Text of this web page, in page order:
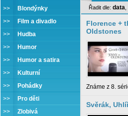
>>
Blondýnky
>>
Film a divadlo
>>
Hudba
>>
Humor
>>
Humor a satira
>>
Kulturní
>>
Pohádky
>>
Pro děti
>> Zlobivá
Řadit dle: data
Florence +
Oldstones
Známe z 8.
Svěrák,